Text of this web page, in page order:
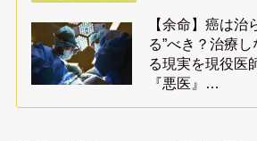
【余命】癌は治
る”べき？治療
る現実を現役医
『悪医』…